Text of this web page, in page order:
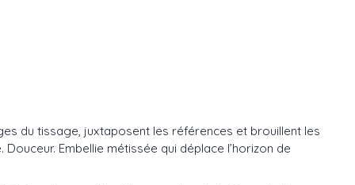
du tissage, juxtaposent les références et brouillent les
Embellie métissée qui déplace l’horizon de